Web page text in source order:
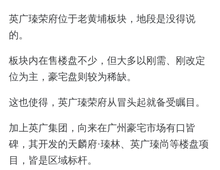
英广瑧荣府位于老黄埔板块，地段是没得说
的。
板块内在售楼盘不少，但大多以刚需、刚改定
位为主，豪宅盘则较为稀缺。
这也使得，英广瑧荣府从冒头起就备受瞩目。
加上英广集团，向来在广州豪宅市场有口皆
碑，其开发的天麟府·瑧林、英广瑧尚等楼盘项
目，皆是区域标杆。